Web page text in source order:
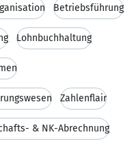
Betriebsführung
Lohnbuchhaltung
Zahlenflair
& NK-Abrechnung